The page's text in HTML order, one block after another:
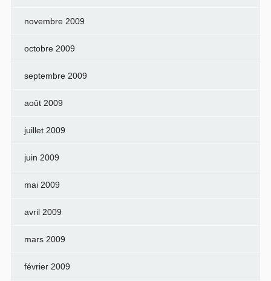
novembre 2009
octobre 2009
septembre 2009
août 2009
juillet 2009
juin 2009
mai 2009
avril 2009
mars 2009
février 2009